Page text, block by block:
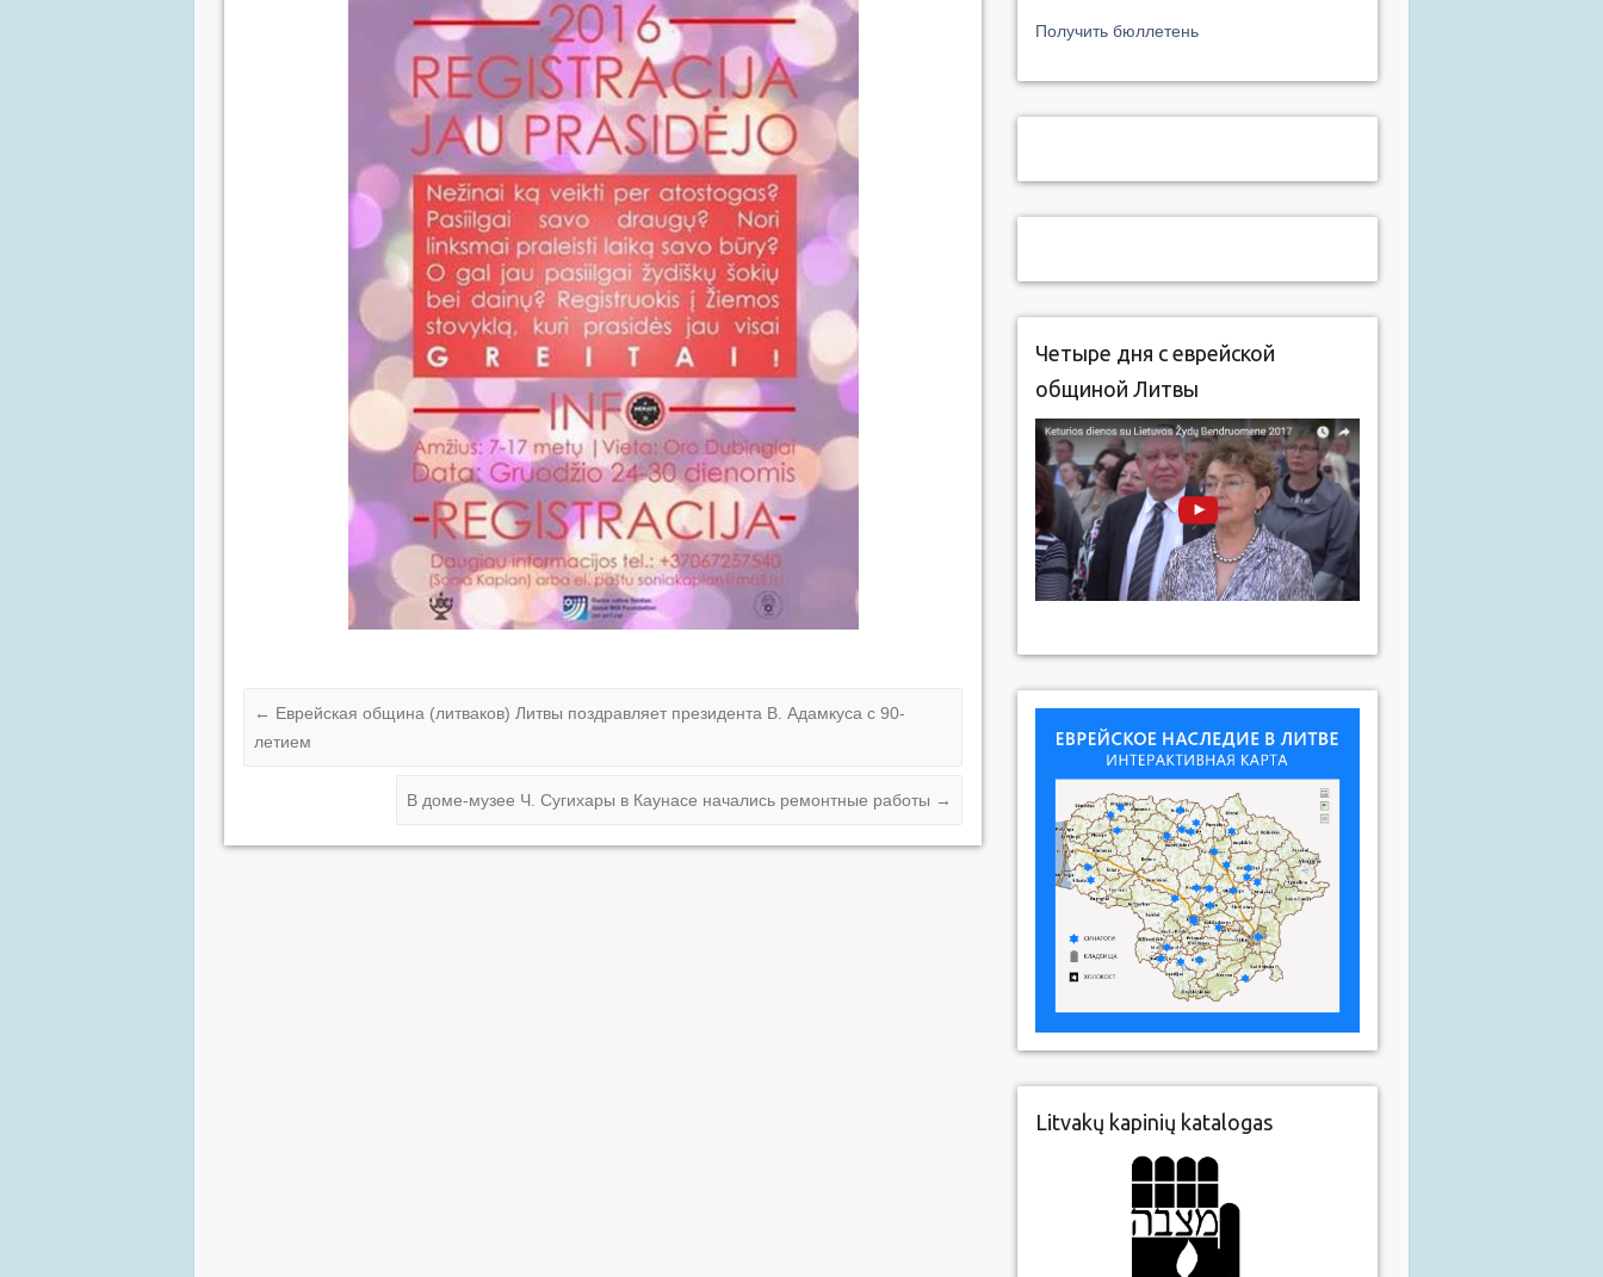
← Еврейская община (литваков) Литвы поздравляет президента В. Адамкуса с 90-
летием
В доме-музее Ч. Сугихары в Каунасе начались ремонтные работы →
Получить бюллетень
Четыре дня с еврейской
общиной Литвы
Litvakų kapinių katalogas